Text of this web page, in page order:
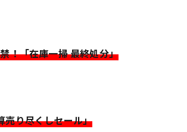
！「在庫一掃 最終処分」
り尽くしセール」